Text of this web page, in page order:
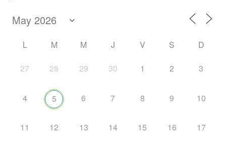
L M M J V S D
27 28 29 30 1 2 3
4 5 6 7 8 9 10
11 12 13 14 15 16 17